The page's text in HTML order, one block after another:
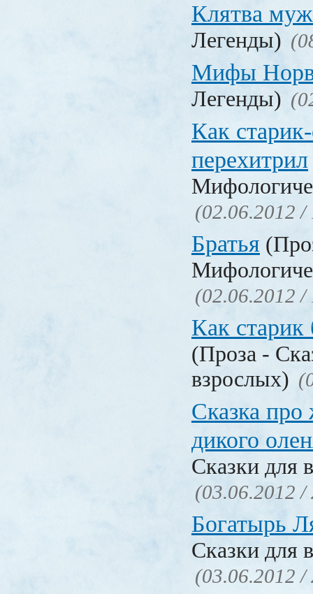
Клятва
Легенды)
Мифы
Легенды)
Как
перехитрил
(02.06.2012 /
Братья
(02.06.2012 /
Как
(Проза -
взрослых)
Сказка
дикого
Сказки для
(03.06.2012 /
Богатырь
Сказки для
(03.06.2012 /